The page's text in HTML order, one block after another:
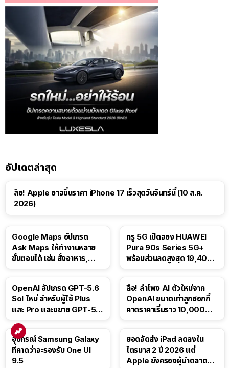
อัปเดตล่าสุด
ลือ! Apple อาจขึ้นราคา iPhone 17 เร็วสุดวันจันทร์นี้ (10 ส.ค.
2026)
Google Maps อัปเกรด
Ask Maps ให้ทำงานหลาย
ขั้นตอนได้ เช่น สั่งอาหาร,
ทรู 5G เปิดจอง HUAWEI
Pura 90s Series 5G+
พร้อมส่วนลดสูงสุด 19,400
OpenAI อัปเกรด GPT-5.6
Sol ใหม่ สำหรับผู้ใช้ Plus
และ Pro และขยาย GPT-5.6
ลือ! ลำโพง AI ตัวใหม่จาก
OpenAI ขนาดเท่าลูกฮอกกี้
คาดราคาเริ่มราว 10,000
อุปกรณ์ Samsung Galaxy
ที่คาดว่าจะรองรับ One UI
9.5
ยอดจัดส่ง iPad ลดลงใน
ไตรมาส 2 ปี 2026 แต่
Apple ยังครองผู้นำตลาด